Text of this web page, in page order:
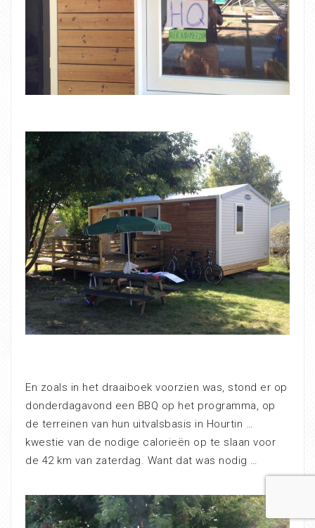
En zoals in het draaiboek voorzien was, stond er op
donderdagavond een BBQ op het programma, op
de terreinen van hun uitvalsbasis in Hourtin …
kwestie van de nodige calorieën op te slaan voor
de 42 km van zaterdag. Want dat was nodig …